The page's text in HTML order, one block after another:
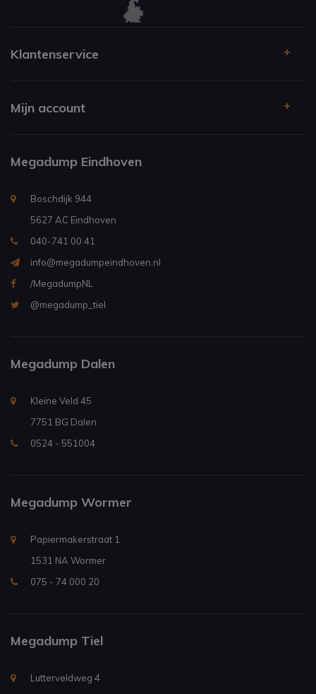
Klantenservice
Mijn account
Megadump Eindhoven
Boschdijk 944
5627 AC Eindhoven
040-741 00 41
info@megadumpeindhoven.nl
/MegadumpNL
@megadump_tiel
Megadump Dalen
Kleine Veld 45
7751 BG Dalen
0524 - 551004
Megadump Wormer
Papiermakerstraat 1
1531 NA Wormer
075 - 74 000 20
Megadump Tiel
Lutterveldweg 4